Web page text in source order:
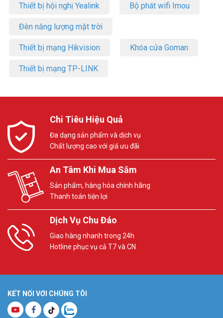
Thiết bị hội nghị Yealink Bộ phát wifi Imou
Đèn năng lượng mặt trời
Thiết bị mạng Hikvision Khóa cửa Goman
Thiết bị mạng TP-LINK
Chi Tiêu Hiệu Quả
Đa dạng sản phẩm và dịch vụ
Chất lượng cao với giá ưu đãi
An Tâm Khi Mua Sắm
Sản phẩm, hàng hóa chính hãng
Thanh toán tiện lợi
Dịch Vụ Chu Đáo
Giao hàng nhanh trong 24h
Hotline phục vụ cả T7 và CN
KẾT NỐI VỚI CHÚNG TÔI